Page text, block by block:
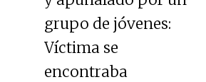
grupo de jóvenes:
Víctima se
encontraba